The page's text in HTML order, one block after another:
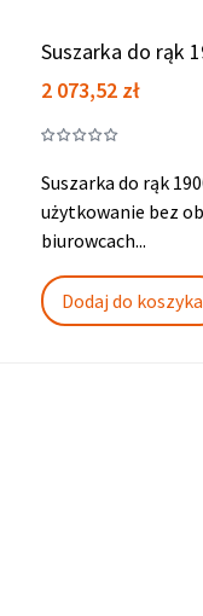
Suszarka do rąk
Cena
2 073,52 zł
Suszarka do rąk
użytkowanie bez
biurowcach...
Dodaj do koszyka